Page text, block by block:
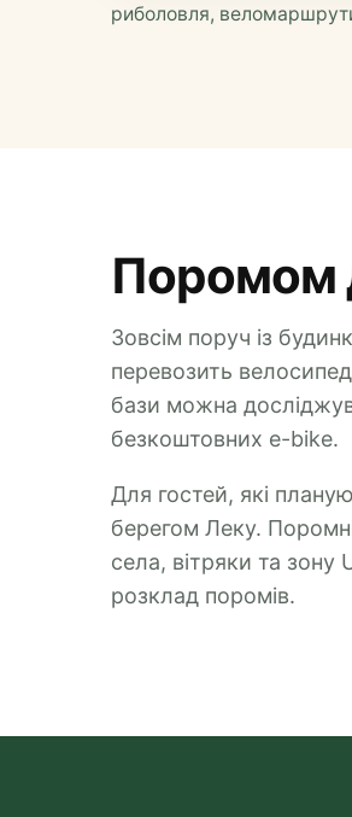
риболовля,
Поромом
Зовсім поруч із
перевозить
бази можна
безкоштовних e-bike.
Для гостей, які
берегом Леку.
села, вітряки та
розклад поромів.